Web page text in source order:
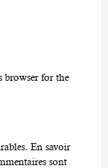
browser for the
En savoir
sont